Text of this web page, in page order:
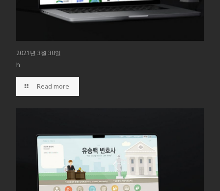
2021년 3월 30일
h
Read more